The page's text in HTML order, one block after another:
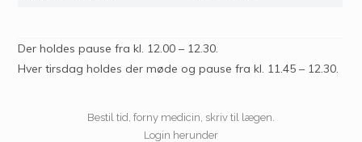
Der holdes pause fra kl. 12.00 – 12.30.
Hver tirsdag holdes der møde og pause fra kl. 11.45 – 12.30.
Bestil tid, forny medicin, skriv til lægen.
Login herunder